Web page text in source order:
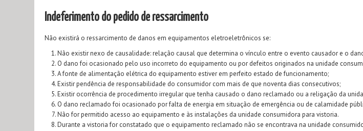
Indeferimento do pedido de ressarcimento
Não existirá o ressarcimento de danos em equipamentos eletroeletrônicos se:
Não existir nexo de causalidade: relação causal que determina o vínculo entre o evento causador e o
O dano foi ocasionado pelo uso incorreto do equipamento ou por defeitos originados na unidade
A fonte de alimentação elétrica do equipamento estiver em perfeito estado de funcionamento;
Existir pendência de responsabilidade do consumidor com mais de que noventa dias consecutivos;
Existir ocorrência de procedimento irregular que tenha causado o dano reclamado ou a religação da
O dano reclamado foi ocasionado por falta de energia em situação de emergência ou de calamidade
Não for permitido acesso ao equipamento e às instalações da unidade consumidora para vistoria.
Durante a vistoria for constatado que o equipamento reclamado não se encontrava na unidade